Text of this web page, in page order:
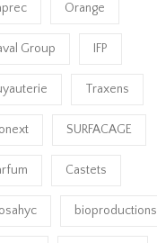
Orange
Group IFP
Traxens
SURFACAGE
Castets
bioproductions